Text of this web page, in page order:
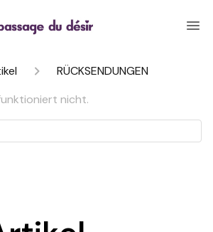
RÜCKSENDUNGEN
nicht.